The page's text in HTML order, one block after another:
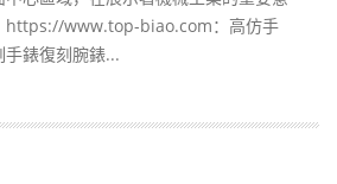
https://www.top-biao.com：高仿手
錶復刻腕錶...